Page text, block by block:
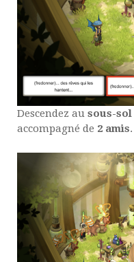
Descendez au sous-sol
accompagné de 2 amis.